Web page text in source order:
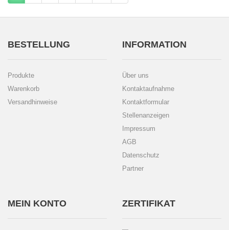
BESTELLUNG
Produkte
Warenkorb
Versandhinweise
INFORMATION
Über uns
Kontaktaufnahme
Kontaktformular
Stellenanzeigen
Impressum
AGB
Datenschutz
Partner
MEIN KONTO ZERTIFIKAT